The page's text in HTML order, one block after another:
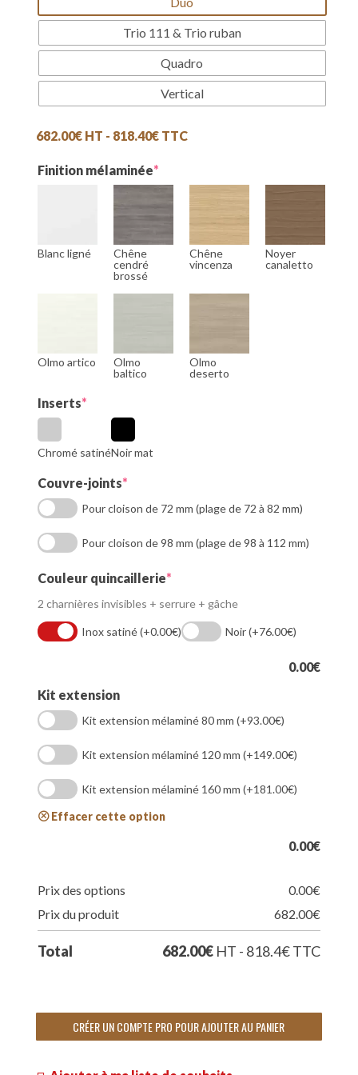
Trio 111 & Trio ruban
Quadro
Vertical
682.00€ HT - 818.40€TTC
Finition mélaminée*(required)
Blanc ligné
Chêne
cendré
brossé
Chêne
vincenza
Noyer
canaletto
Olmo artico
Olmo
baltico
Olmo
deserto
Inserts*(required)
Chromé satinéNoir mat
Couvre-joints*(required)
Pour cloison de 72 mm (plage de 72 à 82 mm)
Pour cloison de 98 mm (plage de 98 à 112 mm)
Couleur quincaillerie*(required)
2 charnières invisibles + serrure + gâche
Inox satiné(+0.00€) Noir(+76.00€)
0.00€
Kit extension
Kit extension mélaminé 80 mm (+93.00€)
Kit extension mélaminé 120 mm (+149.00€)
Kit extension mélaminé 160 mm (+181.00€)
Effacer cette option
0.00€
Prix des options 0.00€
Prix du produit
682.00€
Total 682.00€ HT - 818.4€TTC
CRÉER UN COMPTE PRO POUR AJOUTER AU PANIER